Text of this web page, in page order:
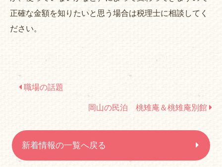
正確な金額を知りたいと思う場合は税理士に相談してく
ださい。
職場の話題
岡山の民泊 桃雉庵＆桃雉庵別館
新着情報の一覧へ戻る